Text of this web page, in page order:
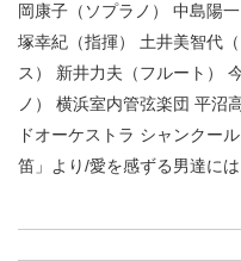
岡康子（ソプラノ） 中島陽
塚幸紀（指揮） 土井美智代
ス） 新井力夫（フルート）
ノ） 横浜室内管弦楽団 平沼
ドオーケストラ シャンクー
笛」より/愛を感ずる男達に